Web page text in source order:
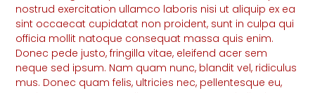
nostrud exercitation ullamco laboris nisi ut aliquip ex ea
sint occaecat cupidatat non proident, sunt in culpa qui
officia mollit natoque consequat massa quis enim.
Donec pede justo, fringilla vitae, eleifend acer sem
neque sed ipsum. Nam quam nunc, blandit vel, ridiculus
mus. Donec quam felis, ultricies nec, pellentesque eu,